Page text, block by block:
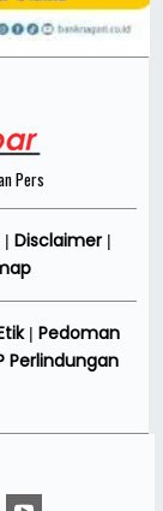
Pers
| Disclaimer|
| Pedoman
Perlindungan